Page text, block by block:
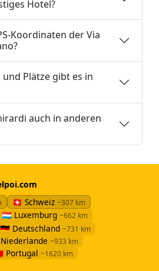
Hotel?
Koordinaten der Via
Plätze gibt es in
auch in anderen
🇨🇭 Schweiz ~307 km
🇱🇺 Luxemburg ~662 km
🇩🇪 Deutschland ~731 km
~933 km
Portugal ~1620 km